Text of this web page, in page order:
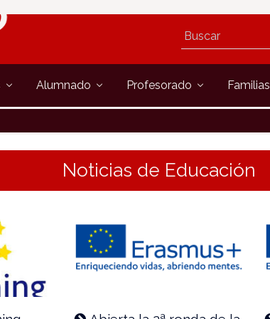
Alumnado Profesorado Familias
Noticias de Educación